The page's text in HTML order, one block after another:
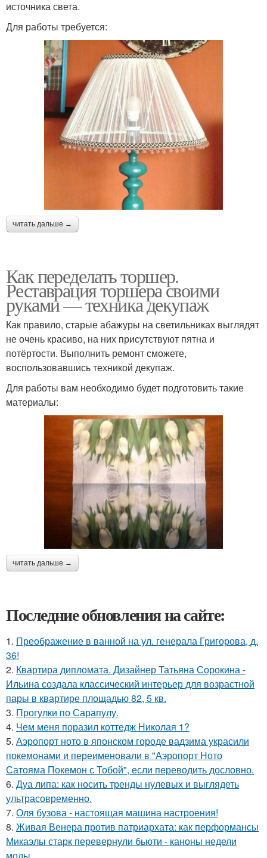
источника света.
Для работы требуется:
читать дальше →
Как переделать торшер.
Реставрация торшера своими
руками — техника декупаж
Как правило, старые абажуры на светильниках выглядят
не очень красиво, на них присутствуют пятна и
потёртости. Выполнить ремонт сможете,
воспользовавшись техникой декупаж.
Для работы вам необходимо будет подготовить такие
материалы:
читать дальше →
Последние обновления на сайте:
1. Преображение в ванной на ул. генерала Григорова, д.
36!
2. Квартира дипломата. Дизайнер Татьяна Сорокина -
Ильина создала классический интерьер для возрастной
пары в квартире площадью 82, 5 кв.
3. Прогулки по Сарапулу.
4. Чем меня поразил коттедж Николая 1?
5. Аэропорт ното в японском городе вадзима украсили
покемонами и переименовали в "Аэропорт Ното
Сатояма Покемон с Тобой", если переводить дословно.
6. Дуа липа: как носить тренды нулевых и выглядеть
ультрасовременно.
7. Оля бузова - настоящая машина настроения!
8. Живая Венера против патриархата: как перформансы
Микаэлы старк перевернули бьюти - каноны недели
моды.